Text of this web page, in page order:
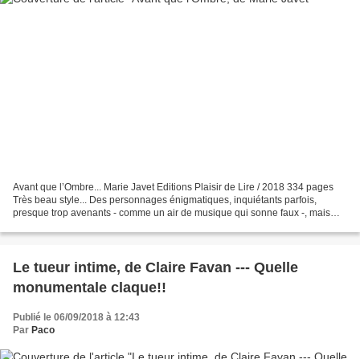
Avant que l’Ombre... Marie Javet Editions Plaisir de Lire / 2018 334 pages
Très beau style... Des personnages énigmatiques, inquiétants parfois,
presque trop avenants - comme un air de musique qui sonne faux -, mais
Le tueur intime, de Claire Favan --- Quelle
monumentale claque!!
Publié le 06/09/2018 à 12:43
Par Paco